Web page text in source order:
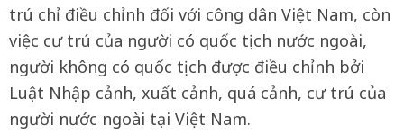
trú chỉ điều chỉnh đối với công dân Việt Nam, còn
việc cư trú của người có quốc tịch nước ngoài,
người không có quốc tịch được điều chỉnh bởi
Luật Nhập cảnh, xuất cảnh, quá cảnh, cư trú của
người nước ngoài tại Việt Nam.